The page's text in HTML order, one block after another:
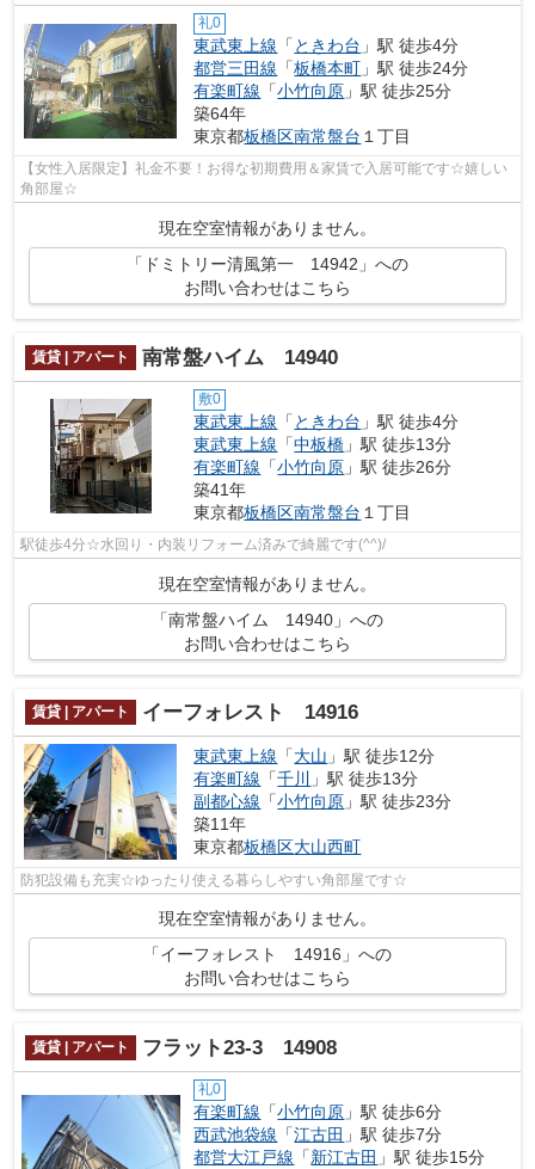
礼0
東武東上線 「 ときわ台 」駅 徒歩4分
都営三田線 「板橋本町 」駅 徒歩24分
有楽町線 「小竹向原 」駅 徒歩25分
築64年
東京都板橋区南常盤台 １丁目
【女性入居限定】礼金不要！お得な初期費用＆家賃で入居可能です☆嬉しい
角部屋☆
現在空室情報がありません。
「ドミトリー清風第一 14942」への
お問い合わせはこちら
賃貸 | アパート 南常盤ハイム 14940
敷0
東武東上線 「 ときわ台 」駅 徒歩4分
東武東上線 「中板橋 」駅 徒歩13分
有楽町線 「小竹向原 」駅 徒歩26分
築41年
東京都板橋区南常盤台 １丁目
駅徒歩4分☆水回り・内装リフォーム済みで綺麗です(^^)/
現在空室情報がありません。
「南常盤ハイム 14940」への
お問い合わせはこちら
賃貸 | アパート イーフォレスト 14916
東武東上線 「大山 」駅 徒歩12分
有楽町線 「千川
」駅 徒歩13分
副都心線 「小竹向原 」駅 徒歩23分
築11年
東京都板橋区大山西町
防犯設備も充実☆ゆったり使える暮らしやすい角部屋です☆
現在空室情報がありません。
「イーフォレスト 14916」への
お問い合わせはこちら
賃貸 | アパート フラット23-3 14908
礼0
有楽町線 「小竹向原 」駅 徒歩6分
西武池袋線 「江古田 」駅 徒歩7分
都営大江戸線 「新江古田 」駅 徒歩15分